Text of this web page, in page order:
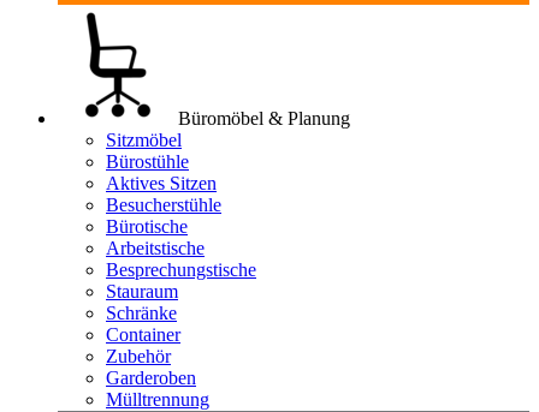
Büromöbel & Planung
Sitzmöbel
Bürostühle
Aktives Sitzen
Besucherstühle
Bürotische
Arbeitstische
Besprechungstische
Stauraum
Schränke
Container
Zubehör
Garderoben
Mülltrennung